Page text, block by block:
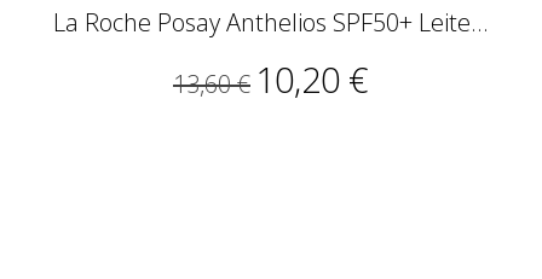
La Roche Posay Anthelios SPF50+ Leite...
13,60 € 10,20 €